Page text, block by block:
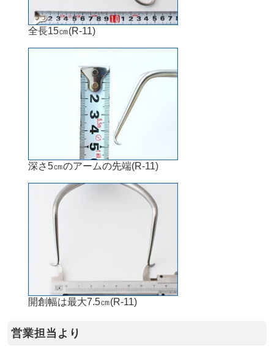
全長15㎝(R-11)
深さ5㎝のアームの先端(R-11)
開創幅は最大7.5㎝(R-11)
営業担当より